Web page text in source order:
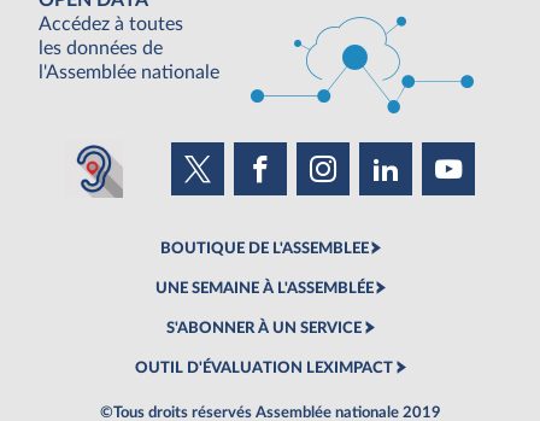
Accédez à toutes
les données de
l'Assemblée nationale
BOUTIQUE DE L'ASSEMBLEE
UNE SEMAINE À L'ASSEMBLÉE
S'ABONNER À UN SERVICE
OUTIL D'ÉVALUATION LEXIMPACT
©Tous droits réservés Assemblée nationale 2019